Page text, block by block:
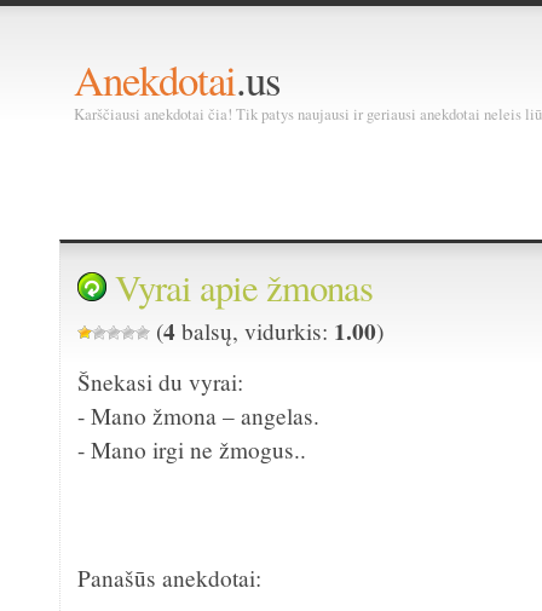
Anekdotai.us
Karščiausi anekdotai čia! Tik patys naujausi ir geriausi anekdotai neleis
Vyrai apie žmonas
(4 balsų, vidurkis: 1.00)
Šnekasi du vyrai:
- Mano žmona – angelas.
- Mano irgi ne žmogus..
Panašūs anekdotai: